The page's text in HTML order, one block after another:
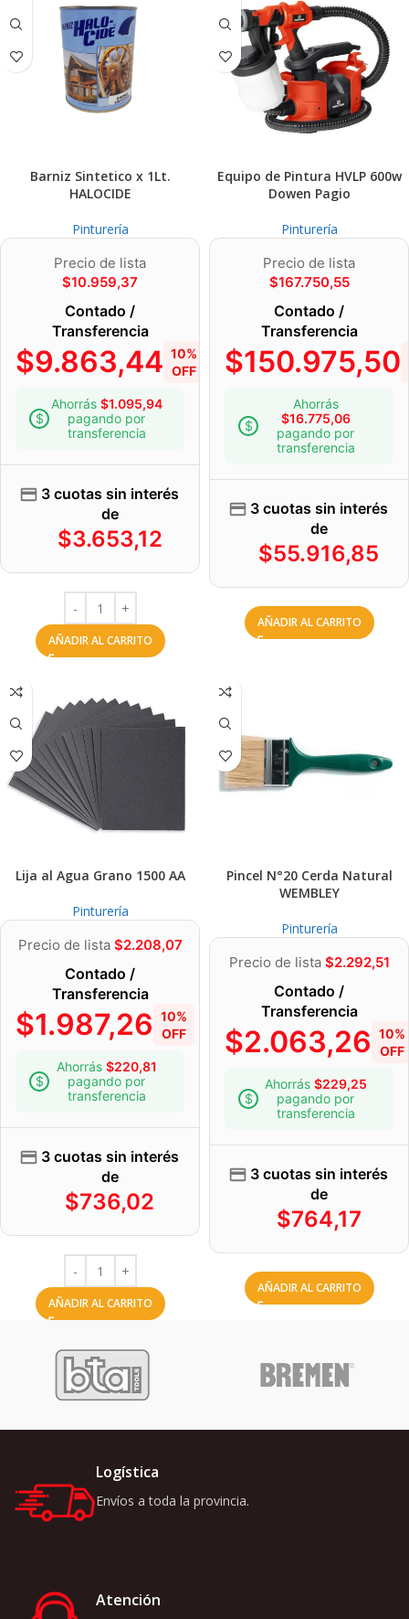
Barniz Sintetico x 1Lt.
HALOCIDE
Pinturería
Precio de lista
$10.959,37
Contado /
Transferencia
$9.863,44 10%
OFF
Ahorrás $1.095,94
pagando por
transferencia
3 cuotas sin interés
de
$3.653,12
AÑADIR AL CARRITO
Equipo de Pintura HVLP 600w
Dowen Pagio
Pinturería
Precio de lista
$167.750,55
Contado /
Transferencia
$150.975,50
Ahorrás
$16.775,06
pagando por
transferencia
3 cuotas sin interés
de
$55.916,85
AÑADIR AL CARRITO
Lija al Agua Grano 1500 AA
Pinturería
Precio de lista $2.208,07
Contado /
Transferencia
$1.987,26 10%
OFF
Ahorrás $220,81
pagando por
transferencia
3 cuotas sin interés
de
$736,02
AÑADIR AL CARRITO
Pincel N°20 Cerda Natural
WEMBLEY
Pinturería
Precio de lista $2.292,51
Contado /
Transferencia
$2.063,26 10%
OFF
Ahorrás $229,25
pagando por
transferencia
3 cuotas sin interés
de
$764,17
AÑADIR AL CARRITO
Logística
Envíos a toda la provincia.
Atención